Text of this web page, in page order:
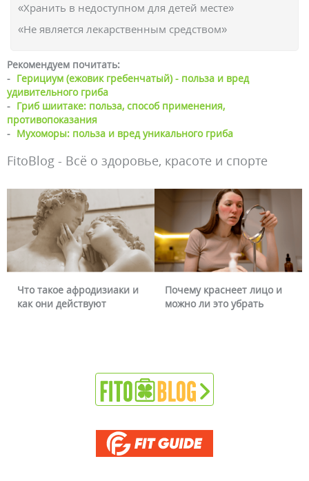
«Хранить в недоступном для детей месте»
«Не является лекарственным средством»
Рекомендуем почитать:
- Герициум (ежовик гребенчатый) - польза и вред
удивительного гриба
- Гриб шиитаке: польза, способ применения,
противопоказания
- Мухоморы: польза и вред уникального гриба
FitoBlog - Всё о здоровье, красоте и спорте
Что такое афродизиаки и
как они действуют
Почему краснеет лицо и
можно ли это убрать